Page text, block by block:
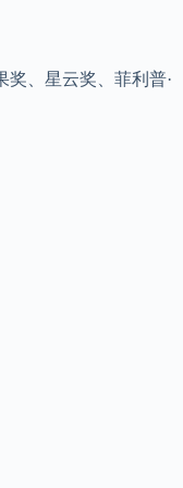
、星云奖、菲利普·